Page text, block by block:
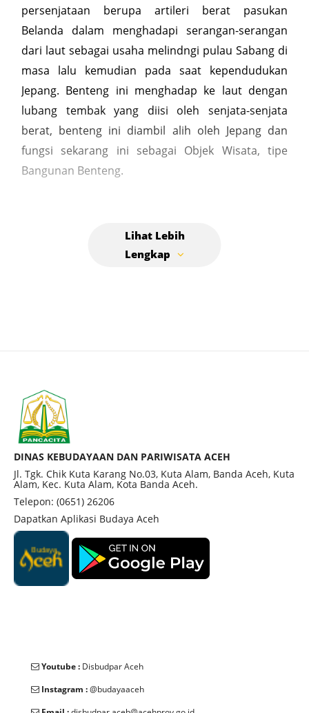
persenjataan berupa artileri berat pasukan
Belanda dalam menghadapi serangan-serangan
dari laut sebagai usaha melindngi pulau Sabang di
masa lalu kemudian pada saat kependudukan
Jepang. Benteng ini menghadap ke laut dengan
lubang tembak yang diisi oleh senjata-senjata
berat, benteng ini diambil alih oleh Jepang dan
fungsi sekarang ini sebagai Objek Wisata, tipe
Bangunan Benteng.
DINAS KEBUDAYAAN DAN PARIWISATA ACEH
Jl. Tgk. Chik Kuta Karang No.03, Kuta Alam, Banda Aceh, Kuta
Alam, Kec. Kuta Alam, Kota Banda Aceh.
Telepon: (0651) 26206
Dapatkan Aplikasi Budaya Aceh
Youtube : Disbudpar Aceh
Instagram :@budayaaceh